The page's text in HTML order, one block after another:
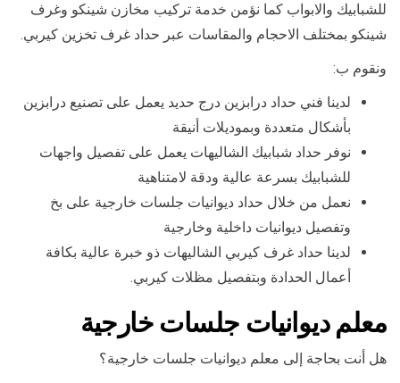
للشبابيك والابواب كما نؤمن خدمة تركيب مخازن شينكو وغرف
شينكو بمختلف الاحجام والمقاسات عبر حداد غرف تخزين كيربي.
ونقوم ب:
لدينا فني حداد درابزين درج حديد يعمل على تصنيع درابزين
بأشكال متعددة وبموديلات أنيقة
نوفر حداد شبابيك الشاليهات يعمل على تفصيل واجهات
للشبابيك بسرعة عالية ودقة لامتناهية
نعمل من خلال حداد ديوانيات جلسات خارجية على بخ
وتفصيل ديوانيات داخلية وخارجية
لدينا حداد غرف كيربي الشاليهات ذو خبرة عالية بكافة
أعمال الحدادة وبتفصيل مظلات كيربي.
معلم ديوانيات جلسات خارجية
هل أنت بحاجة إلى معلم ديوانيات جلسات خارجية؟